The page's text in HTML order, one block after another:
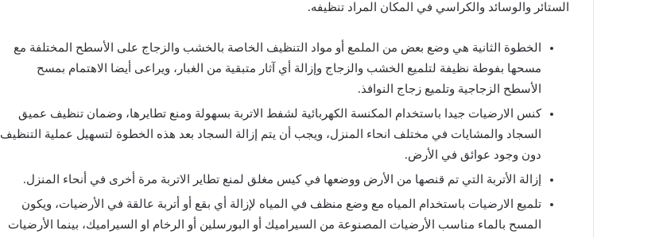
الستائر والوسائد والكراسي في المكان المراد تنظيفه.
الخطوة الثانية هي وضع بعض من الملمع أو مواد التنظيف الخاصة بالخشب والزجاج على الأسطح المختلفة مع
مسحها بفوطة نظيفة لتلميع الخشب والزجاج وإزالة أي آثار متبقية من الغبار، ويراعى أيضا الاهتمام بمسح
الأسطح الزجاجية وتلميع زجاج النوافذ.
كنس الارضيات جيدا باستخدام المكنسة الكهربائية لشفط الاتربة بسهولة ومنع تطايرها، وضمان تنظيف عميق
السجاد والمشايات في مختلف انحاء المنزل، ويجب أن يتم إزالة السجاد بعد هذه الخطوة لتسهيل عملية التنظيف
دون وجود عوائق في الأرض.
إزالة الأتربة التي تم قنصها من الأرض ووضعها في كيس مغلق لمنع تطاير الاتربة مرة أخرى في أنحاء المنزل.
تلميع الارضيات باستخدام المياه مع وضع منظف في المياه لإزالة أي بقع أو أتربة عالقة في الأرضيات، ويكون
المسح بالماء مناسب الأرضيات المصنوعة من السيراميك أو البورسلين أو الرخام او السيراميك، بينما الأرضيات